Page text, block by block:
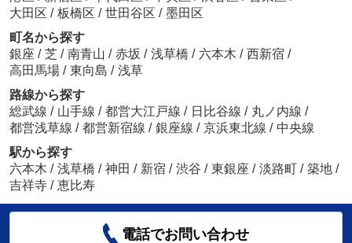
大田区 / 板橋区 / 世田谷区 / 墨田区
町名から探す
銀座 / 芝 / 南青山 / 赤坂 / 浅草橋 / 六本木 / 西新宿 /
高田馬場 / 東向島 / 浅草
路線から探す
総武線 / 山手線 / 都営大江戸線 / 日比谷線 / 丸ノ内線 /
都営浅草線 / 都営新宿線 / 銀座線 / 京浜東北線 / 中央線
駅から探す
六本木 / 浅草橋 / 神田 / 新宿 / 渋谷 / 東銀座 / 淡路町 / 築地 /
吉祥寺 / 恵比寿
電話でお問い合わせ